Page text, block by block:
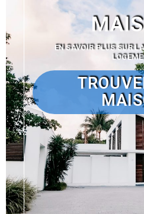
EN SAVOIR PLUS SUR